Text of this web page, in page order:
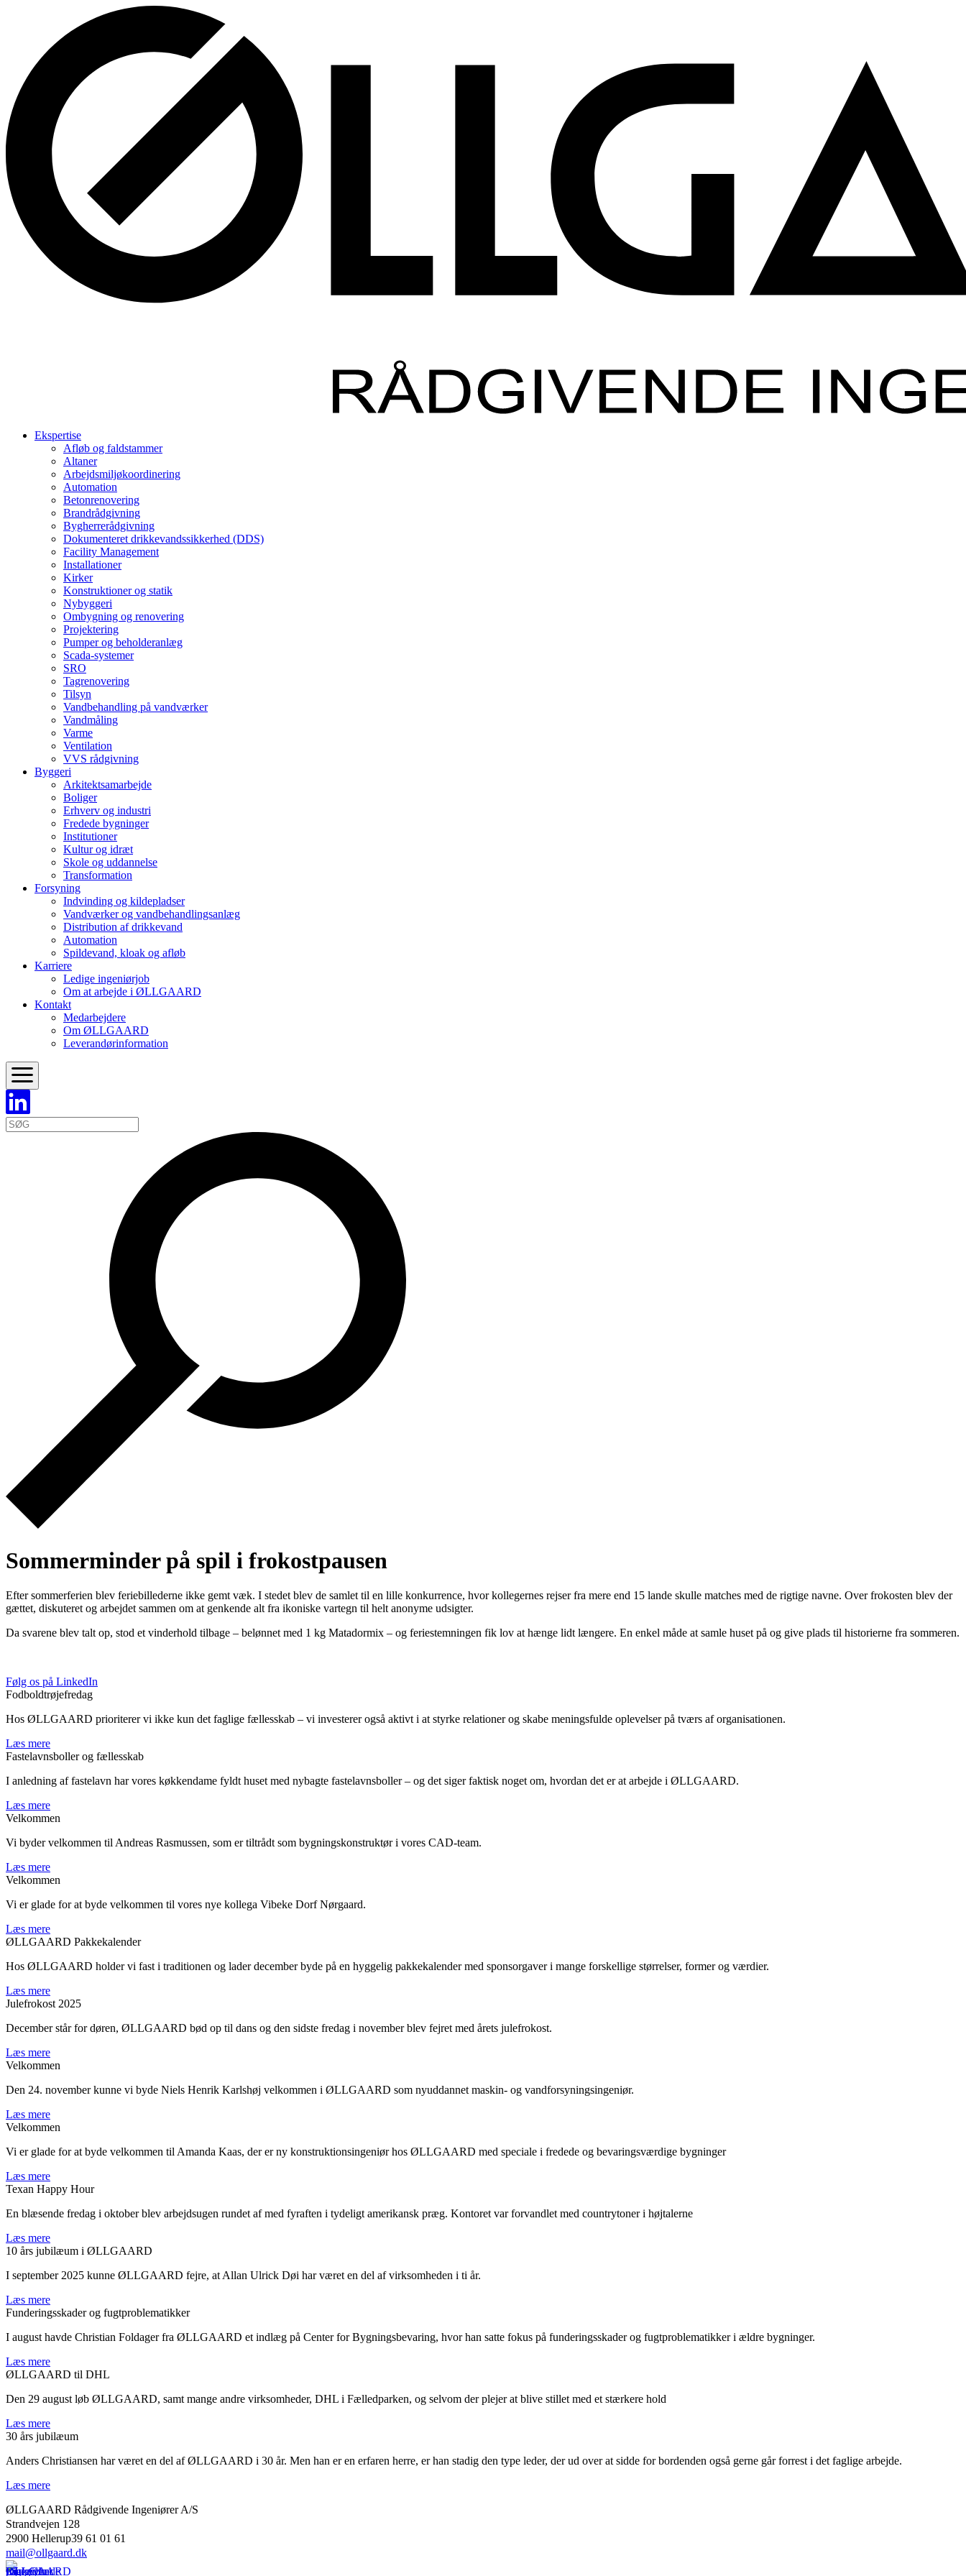
Ekspertise
Afløb og faldstammer
Altaner
Arbejdsmiljøkoordinering
Automation
Betonrenovering
Brandrådgivning
Bygherrerådgivning
Dokumenteret drikkevandssikkerhed (DDS)
Facility Management
Installationer
Kirker
Konstruktioner og statik
Nybyggeri
Ombygning og renovering
Projektering
Pumper og beholderanlæg
Scada-systemer
SRO
Tagrenovering
Tilsyn
Vandbehandling på vandværker
Vandmåling
Varme
Ventilation
VVS rådgivning
Byggeri
Arkitektsamarbejde
Boliger
Erhverv og industri
Fredede bygninger
Institutioner
Kultur og idræt
Skole og uddannelse
Transformation
Forsyning
Indvinding og kildepladser
Vandværker og vandbehandlingsanlæg
Distribution af drikkevand
Automation
Spildevand, kloak og afløb
Karriere
Ledige ingeniørjob
Om at arbejde i ØLLGAARD
Kontakt
Medarbejdere
Om ØLLGAARD
Leverandørinformation
Sommerminder på spil i frokostpausen
Efter sommerferien blev feriebillederne ikke gemt væk. I stedet blev de samlet til en lille konkurrence, hvor kollegernes rejser fra mere end 15 lande skulle matches med de rigtige navne. Over frokosten blev der
gættet, diskuteret og arbejdet sammen om at genkende alt fra ikoniske vartegn til helt anonyme udsigter.
Da svarene blev talt op, stod et vinderhold tilbage – belønnet med 1 kg Matadormix – og feriestemningen fik lov at hænge lidt længere. En enkel måde at samle huset på og give plads til historierne fra sommeren.
Følg os på LinkedIn
Fodboldtrøjefredag
Hos ØLLGAARD prioriterer vi ikke kun det faglige fællesskab – vi investerer også aktivt i at styrke relationer og skabe meningsfulde oplevelser på tværs af organisationen.
Læs mere
Fastelavnsboller og fællesskab
I anledning af fastelavn har vores køkkendame fyldt huset med nybagte fastelavnsboller – og det siger faktisk noget om, hvordan det er at arbejde i ØLLGAARD.
Læs mere
Velkommen
Vi byder velkommen til Andreas Rasmussen, som er tiltrådt som bygningskonstruktør i vores CAD-team.
Læs mere
Velkommen
Vi er glade for at byde velkommen til vores nye kollega Vibeke Dorf Nørgaard.
Læs mere
ØLLGAARD Pakkekalender
Hos ØLLGAARD holder vi fast i traditionen og lader december byde på en hyggelig pakkekalender med sponsorgaver i mange forskellige størrelser, former og værdier.
Læs mere
Julefrokost 2025
December står for døren, ØLLGAARD bød op til dans og den sidste fredag i november blev fejret med årets julefrokost.
Læs mere
Velkommen
Den 24. november kunne vi byde Niels Henrik Karlshøj velkommen i ØLLGAARD som nyuddannet maskin- og vandforsyningsingeniør.
Læs mere
Velkommen
Vi er glade for at byde velkommen til Amanda Kaas, der er ny konstruktionsingeniør hos ØLLGAARD med speciale i fredede og bevaringsværdige bygninger
Læs mere
Texan Happy Hour
En blæsende fredag i oktober blev arbejdsugen rundet af med fyraften i tydeligt amerikansk præg. Kontoret var forvandlet med countrytoner i højtalerne
Læs mere
10 års jubilæum i ØLLGAARD
I september 2025 kunne ØLLGAARD fejre, at Allan Ulrick Døi har været en del af virksomheden i ti år.
Læs mere
Funderingsskader og fugtproblematikker
I august havde Christian Foldager fra ØLLGAARD et indlæg på Center for Bygningsbevaring, hvor han satte fokus på funderingsskader og fugtproblematikker i ældre bygninger.
Læs mere
ØLLGAARD til DHL
Den 29 august løb ØLLGAARD, samt mange andre virksomheder, DHL i Fælledparken, og selvom der plejer at blive stillet med et stærkere hold
Læs mere
30 års jubilæum
Anders Christiansen har været en del af ØLLGAARD i 30 år. Men han er en erfaren herre, er han stadig den type leder, der ud over at sidde for bordenden også gerne går forrest i det faglige arbejde.
Læs mere
ØLLGAARD Rådgivende Ingeniører A/S
Strandvejen 128
2900 Hellerup39 61 01 61
mail@ollgaard.dk